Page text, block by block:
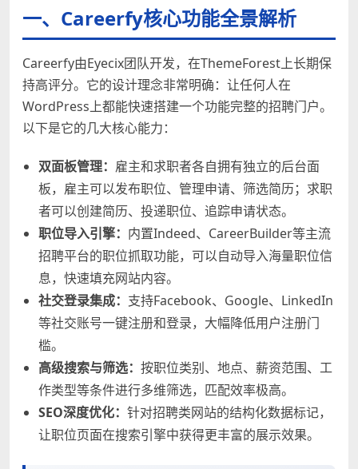
一、Careerfy核心功能全景解析
Careerfy由Eyecix团队开发，在ThemeForest上长期保
持高评分。它的设计理念非常明确：让任何人在
WordPress上都能快速搭建一个功能完整的招聘门户。
以下是它的几大核心能力：
双面板管理： 雇主和求职者各自拥有独立的后台面
板，雇主可以发布职位、管理申请、筛选简历；求职
者可以创建简历、投递职位、追踪申请状态。
职位导入引擎： 内置Indeed、CareerBuilder等主流
招聘平台的职位抓取功能，可以自动导入海量职位信
息，快速填充网站内容。
社交登录集成： 支持Facebook、Google、LinkedIn
等社交账号一键注册和登录，大幅降低用户注册门
槛。
高级搜索与筛选： 按职位类别、地点、薪资范围、工
作类型等条件进行多维筛选，匹配效率极高。
SEO深度优化： 针对招聘类网站的结构化数据标记，
让职位页面在搜索引擎中获得更丰富的展示效果。